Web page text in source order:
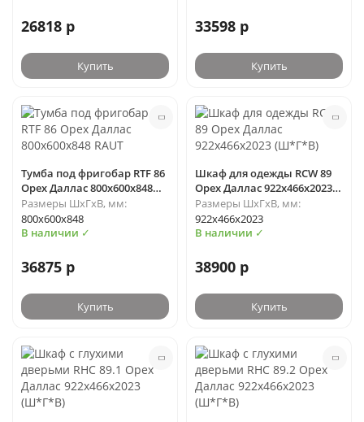
26818 р
Купить
33598 р
Купить
Тумба под фригобар RTF 86
Орех Даллас 800х600х848
RAUT
Размеры ШхГхВ, мм:
800х600х848
В наличии ✓
36875 р
Купить
Шкаф для одежды RCW 89
Орех Даллас 922х466х2023
(Ш*Г*В)
Размеры ШхГхВ, мм:
922х466х2023
В наличии ✓
38900 р
Купить